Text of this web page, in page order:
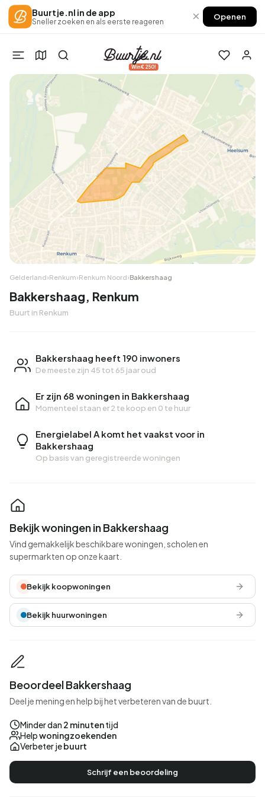
Buurtje.nl in de app
Sneller zoeken en als eerste reageren × Openen
Win €250!
Gelderland›Renkum›Renkum Noord›Bakkershaag
Bakkershaag, Renkum
Buurt in Renkum
Bakkershaag heeft 190 inwoners
De meeste zijn 45 tot 65 jaar oud
Er zijn 68 woningen in Bakkershaag
Momenteel staan er2 te koop en 0 te huur
Energielabel A komt het vaakst voor in
Bakkershaag
Op basis van geregistreerde woningen
Bekijk woningen in Bakkershaag
Vind gemakkelijk beschikbare woningen, scholen en
supermarkten op onze kaart.
Bekijk koopwoningen
Bekijk huurwoningen
Beoordeel Bakkershaag
Deel je mening en help bij het verbeteren van de buurt.
Minder dan 2 minutentijd
Helpwoningzoekenden
Verbeter jebuurt
Schrijf een beoordeling